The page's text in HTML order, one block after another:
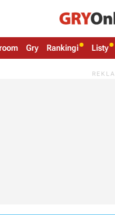
Gry Rankingi Listy